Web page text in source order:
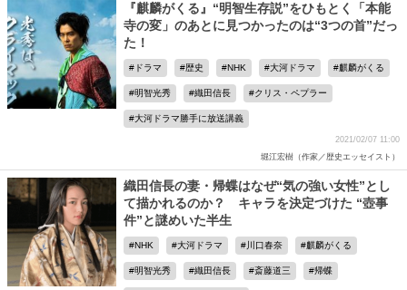
『麒麟がくる』“明智生存説”をひもとく「本能
寺の変」のあとに見つかったのは“3つの首”だっ
た！
ドラマ 歴史 NHK 大河ドラマ 麒麟がくる
明智光秀 織田信長 クリス・ペプラー
大河ドラマ勝手に放送講義
2021/02/07 11:00
堀江宏樹（作家／歴史エッセイスト）
織田信長の妻・帰蝶はなぜ“気の強い女性”とし
て描かれるのか？ キャラを決定づけた “壺事
件”と謎めいた半生
NHK 大河ドラマ 川口春奈 麒麟がくる
明智光秀 織田信長 斎藤道三 帰蝶